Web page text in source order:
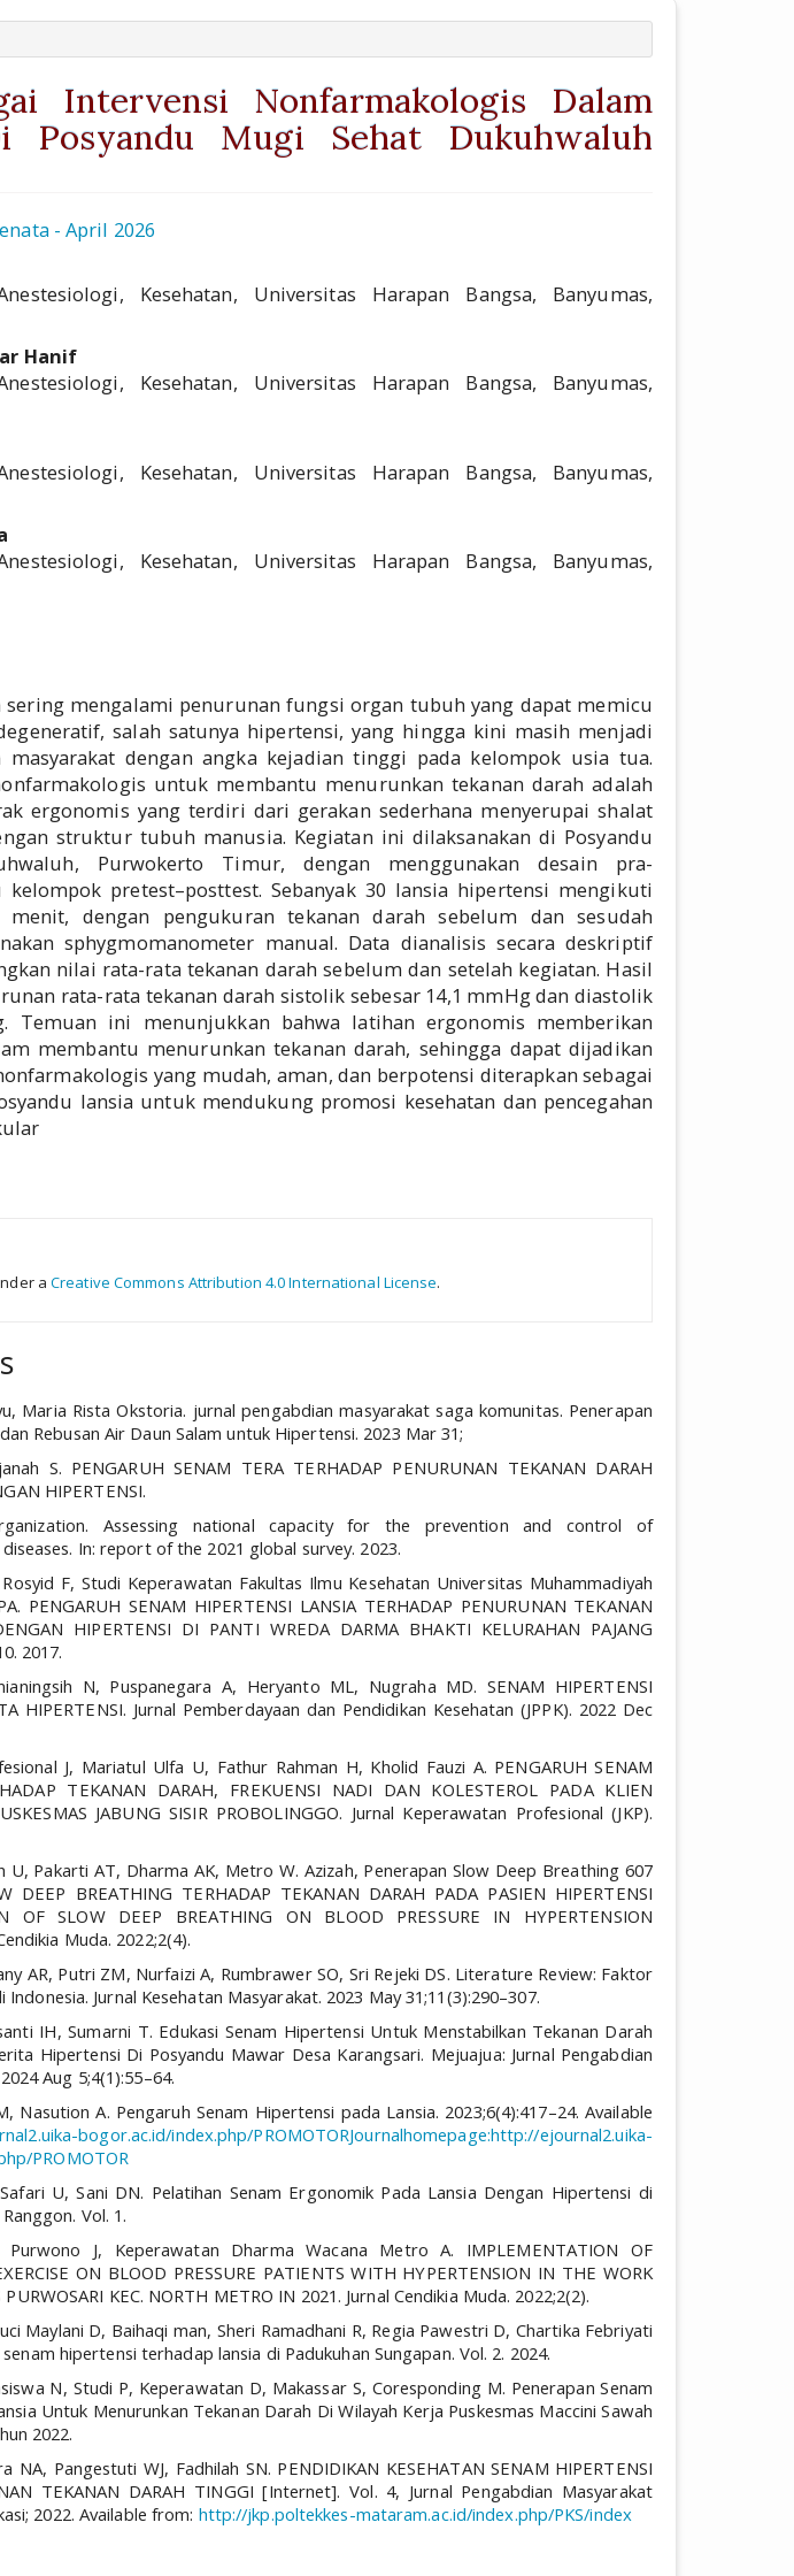
Intervensi Nonfarmakologis Dalam
Posyandu Mugi Sehat Dukuhwaluh
- April 2026
Kesehatan, Universitas Harapan Bangsa, Banyumas,
Hanif
Kesehatan, Universitas Harapan Bangsa, Banyumas,
Kesehatan, Universitas Harapan Bangsa, Banyumas,
Kesehatan, Universitas Harapan Bangsa, Banyumas,
mengalami penurunan fungsi organ tubuh yang dapat memicu
salah satunya hipertensi, yang hingga kini masih menjadi
masyarakat dengan angka kejadian tinggi pada kelompok usia tua.
untuk membantu menurunkan tekanan darah adalah
ergonomis yang terdiri dari gerakan sederhana menyerupai shalat
struktur tubuh manusia. Kegiatan ini dilaksanakan di Posyandu
Purwokerto Timur, dengan menggunakan desain pra-
pretest–posttest. Sebanyak 30 lansia hipertensi mengikuti
dengan pengukuran tekanan darah sebelum dan sesudah
sphygmomanometer manual. Data dianalisis secara deskriptif
nilai rata-rata tekanan darah sebelum dan setelah kegiatan. Hasil
rata-rata tekanan darah sistolik sebesar 14,1 mmHg dan diastolik
Temuan ini menunjukkan bahwa latihan ergonomis memberikan
membantu menurunkan tekanan darah, sehingga dapat dijadikan
yang mudah, aman, dan berpotensi diterapkan sebagai
lansia untuk mendukung promosi kesehatan dan pencegahan
aCreative Commons Attribution 4.0 International License.
Maria Rista Okstoria. jurnal pengabdian masyarakat saga komunitas. Penerapan
Rebusan Air Daun Salam untuk Hipertensi. 2023 Mar 31;
S. PENGARUH SENAM TERA TERHADAP PENURUNAN TEKANAN DARAH
HIPERTENSI.
Assessing national capacity for the prevention and control of
In: report of the 2021 global survey. 2023.
F, Studi Keperawatan Fakultas Ilmu Kesehatan Universitas Muhammadiyah
PENGARUH SENAM HIPERTENSI LANSIA TERHADAP PENURUNAN TEKANAN
HIPERTENSI DI PANTI WREDA DARMA BHAKTI KELURAHAN PAJANG
2017.
N, Puspanegara A, Heryanto ML, Nugraha MD. SENAM HIPERTENSI
HIPERTENSI. Jurnal Pemberdayaan dan Pendidikan Kesehatan (JPPK). 2022 Dec
J, Mariatul Ulfa U, Fathur Rahman H, Kholid Fauzi A. PENGARUH SENAM
TEKANAN DARAH, FREKUENSI NADI DAN KOLESTEROL PADA KLIEN
JABUNG SISIR PROBOLINGGO. Jurnal Keperawatan Profesional (JKP).
U, Pakarti AT, Dharma AK, Metro W. Azizah, Penerapan Slow Deep Breathing 607
DEEP BREATHING TERHADAP TEKANAN DARAH PADA PASIEN HIPERTENSI
OF SLOW DEEP BREATHING ON BLOOD PRESSURE IN HYPERTENSION
Muda. 2022;2(4).
AR, Putri ZM, Nurfaizi A, Rumbrawer SO, Sri Rejeki DS. Literature Review: Faktor
Indonesia. Jurnal Kesehatan Masyarakat. 2023 May 31;11(3):290–307.
IH, Sumarni T. Edukasi Senam Hipertensi Untuk Menstabilkan Tekanan Darah
Hipertensi Di Posyandu Mawar Desa Karangsari. Mejuajua: Jurnal Pengabdian
Aug 5;4(1):55–64.
Nasution A. Pengaruh Senam Hipertensi pada Lansia. 2023;6(4):417–24. Available
bogor.ac.id/index.php/PROMOTORJournalhomepage:http://ejournal2.uika-
PROMOTOR
U, Sani DN. Pelatihan Senam Ergonomik Pada Lansia Dengan Hipertensi di
Vol. 1.
J, Keperawatan Dharma Wacana Metro A. IMPLEMENTATION OF
ON BLOOD PRESSURE PATIENTS WITH HYPERTENSION IN THE WORK
PURWOSARI KEC. NORTH METRO IN 2021. Jurnal Cendikia Muda. 2022;2(2).
Maylani D, Baihaqi man, Sheri Ramadhani R, Regia Pawestri D, Chartika Febriyati
hipertensi terhadap lansia di Padukuhan Sungapan. Vol. 2. 2024.
N, Studi P, Keperawatan D, Makassar S, Coresponding M. Penerapan Senam
Untuk Menurunkan Tekanan Darah Di Wilayah Kerja Puskesmas Maccini Sawah
2022.
NA, Pangestuti WJ, Fadhilah SN. PENDIDIKAN KESEHATAN SENAM HIPERTENSI
TEKANAN DARAH TINGGI [Internet]. Vol. 4, Jurnal Pengabdian Masyarakat
2022. Available from: http://jkp.poltekkes-mataram.ac.id/index.php/PKS/index